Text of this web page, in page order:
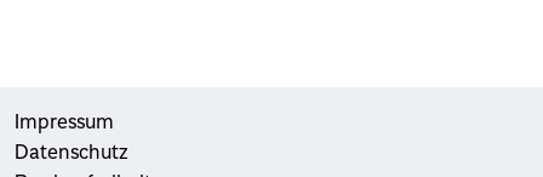
Impressum
Datenschutz